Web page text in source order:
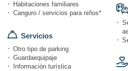
Habitaciones familiares
Canguro / servicios para niños*
Servicios
Otro tipo de parking
Guardaequipaje
Información turística